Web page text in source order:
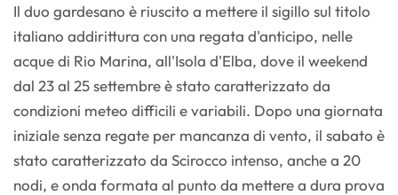
Il duo gardesano è riuscito a mettere il sigillo sul titolo
italiano addirittura con una regata d'anticipo, nelle
acque di Rio Marina, all'Isola d'Elba, dove il weekend
dal 23 al 25 settembre è stato caratterizzato da
condizioni meteo difficili e variabili. Dopo una giornata
iniziale senza regate per mancanza di vento, il sabato è
stato caratterizzato da Scirocco intenso, anche a 20
nodi, e onda formata al punto da mettere a dura prova